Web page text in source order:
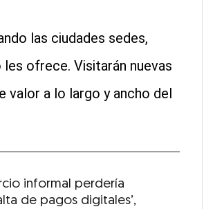
las ciudades sedes,
ofrece. Visitarán nuevas
valor a lo largo y ancho del
informal perdería
de pagos digitales’,